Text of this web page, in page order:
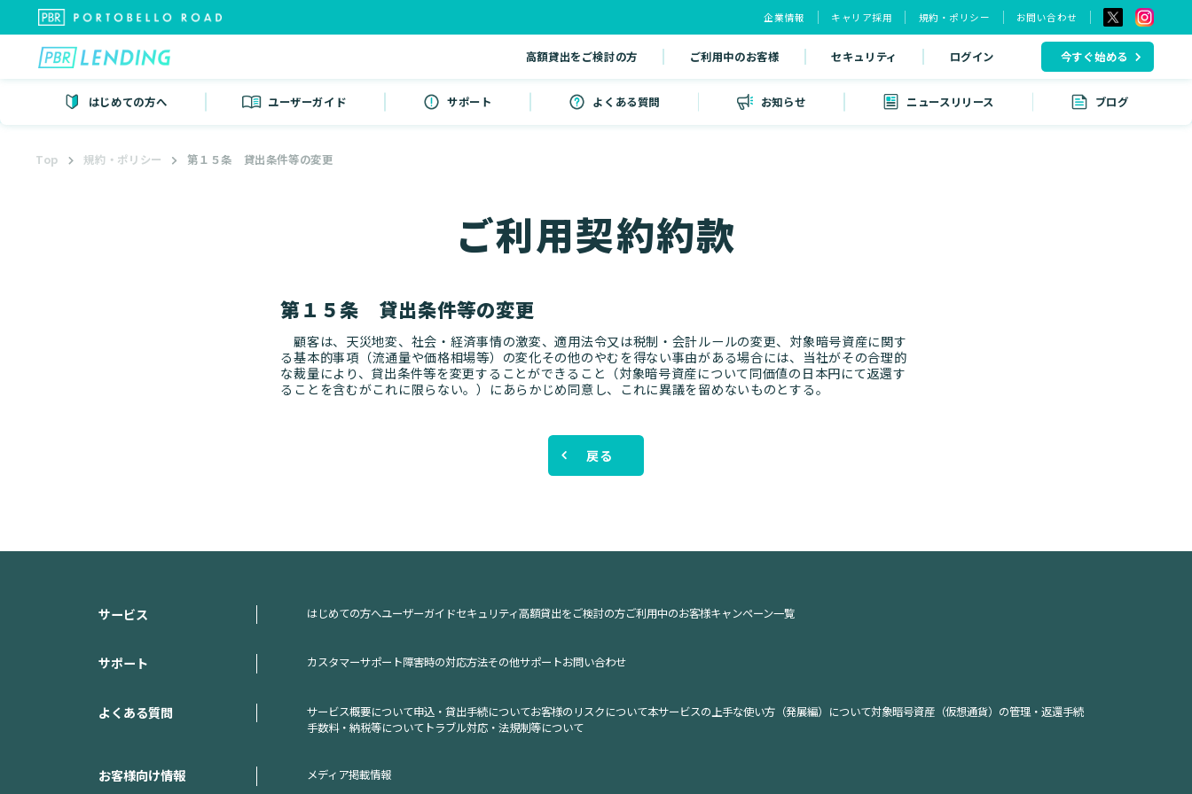
企業情報 キャリア採用 規約・ポリシー お問い合わせ
高額貸出をご検討の方 ご利用中のお客様 セキュリティ ログイン 今すぐ始める
はじめての方へ ユーザーガイド サポート よくある質問 お知らせ ニュースリリース ブログ
Top 規約・ポリシー 第１５条 貸出条件等の変更
ご利用契約約款
第１５条 貸出条件等の変更
顧客は、天災地変、社会・経済事情の激変、適用法令又は税制・会計ルールの変更、対象暗号資産に関す
る基本的事項（流通量や価格相場等）の変化その他のやむを得ない事由がある場合には、当社がその合理的
な裁量により、貸出条件等を変更することができること（対象暗号資産について同価値の日本円にて返還す
ることを含むがこれに限らない。）にあらかじめ同意し、これに異議を留めないものとする。
戻る
サービス はじめての方へユーザーガイドセキュリティ高額貸出をご検討の方ご利用中のお客様キャンペーン一覧
サポート カスタマーサポート障害時の対応方法その他サポートお問い合わせ
よくある質問 サービス概要について申込・貸出手続についてお客様のリスクについて本サービスの上手な使い方（発展編）について対象暗号資産（仮想通貨）の管理・返還手続
手数料・納税等についてトラブル対応・法規制等について
お客様向け情報 メディア掲載情報